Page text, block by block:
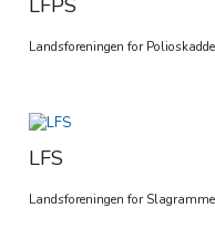
LFPS
Landsforeningen for Polioskadde
LFS
Landsforeningen for